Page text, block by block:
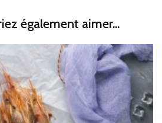
également aimer...